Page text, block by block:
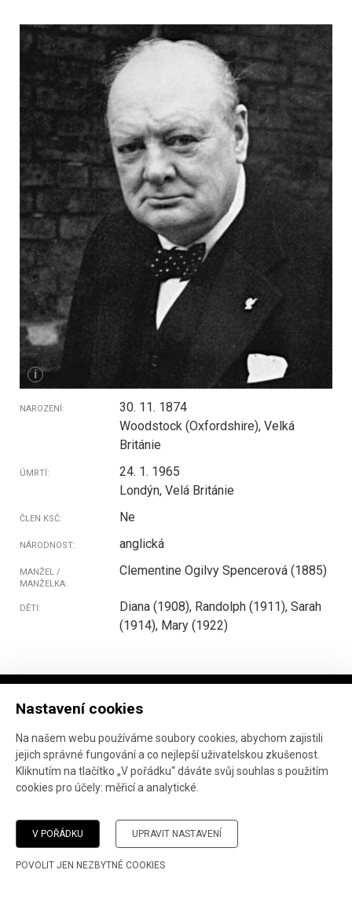
Nastavení cookies
Na našem webu používáme soubory cookies, abychom zajistili
jejich správné fungování a co nejlepší uživatelskou zkušenost.
Kliknutím na tlačítko „V pořádku“ dáváte svůj souhlas s použitím
cookies pro účely: měřicí a analytické
V POŘÁDKU UPRAVIT NASTAVENÍ
POVOLIT JEN NEZBYTNÉ COOKIES
i
NAROZENÍ:
30. 11. 1874
Woodstock (Oxfordshire), Velká
Británie
ÚMRTÍ:
24. 1. 1965
Londýn, Velá Británie
ČLEN KSČ: Ne
NÁRODNOST: anglická
MANŽEL /
MANŽELKA:
Clementine Ogilvy Spencerová (1885)
DĚTI:
Diana (1908), Randolph (1911), Sarah
(1914), Mary (1922)
Projekt ve spolupráci Národního archivu
, Marka
Janáčea Ústavu pro studium totalitních režimů
Pokud jste narazili na chybu, děkujeme, že nám o ní
vědět.